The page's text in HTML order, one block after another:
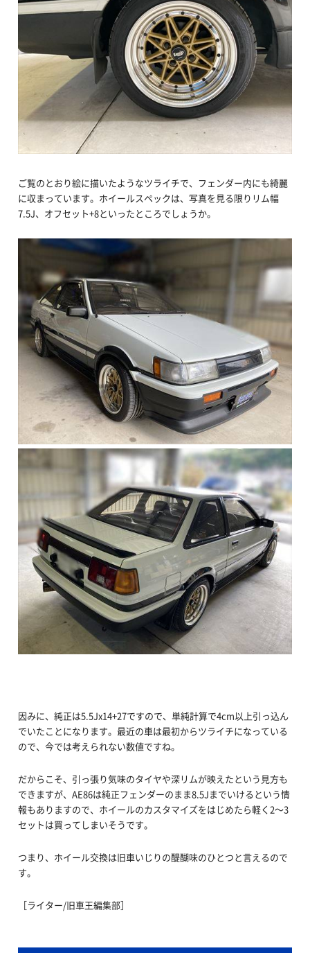
ご覧のとおり絵に描いたようなツライチで、フェンダー内にも綺麗
に収まっています。ホイールスペックは、写真を見る限りリム幅
7.5J、オフセット+8といったところでしょうか。
因みに、純正は5.5Jx14+27ですので、単純計算で4cm以上引っ込ん
でいたことになります。最近の車は最初からツライチになっている
ので、今では考えられない数値ですね。
だからこそ、引っ張り気味のタイヤや深リムが映えたという見方も
できますが、AE86は純正フェンダーのまま8.5Jまでいけるという情
報もありますので、ホイールのカスタマイズをはじめたら軽く2～3
セットは買ってしまいそうです。
つまり、ホイール交換は旧車いじりの醍醐味のひとつと言えるので
す。
［ライター/旧車王編集部］